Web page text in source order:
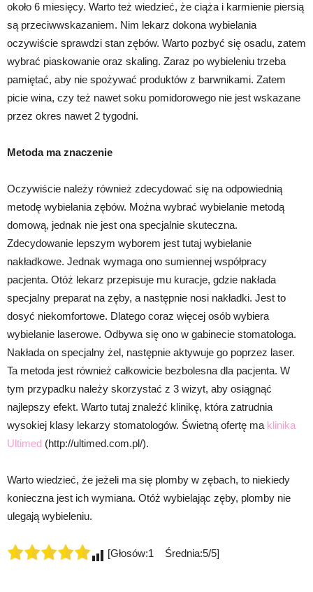
około 6 miesięcy. Warto też wiedzieć, że ciąża i karmienie piersią
są przeciwwskazaniem. Nim lekarz dokona wybielania
oczywiście sprawdzi stan zębów. Warto pozbyć się osadu, zatem
wybrać piaskowanie oraz skaling. Zaraz po wybieleniu trzeba
pamiętać, aby nie spożywać produktów z barwnikami. Zatem
picie wina, czy też nawet soku pomidorowego nie jest wskazane
przez okres nawet 2 tygodni.
Metoda ma znaczenie
Oczywiście należy również zdecydować się na odpowiednią
metodę wybielania zębów. Można wybrać wybielanie metodą
domową, jednak nie jest ona specjalnie skuteczna.
Zdecydowanie lepszym wyborem jest tutaj wybielanie
nakładkowe. Jednak wymaga ono sumiennej współpracy
pacjenta. Otóż lekarz przepisuje mu kuracje, gdzie nakłada
specjalny preparat na zęby, a następnie nosi nakładki. Jest to
dosyć niekomfortowe. Dlatego coraz więcej osób wybiera
wybielanie laserowe. Odbywa się ono w gabinecie stomatologa.
Nakłada on specjalny żel, następnie aktywuje go poprzez laser.
Ta metoda jest również całkowicie bezbolesna dla pacjenta. W
tym przypadku należy skorzystać z 3 wizyt, aby osiągnąć
najlepszy efekt. Warto tutaj znaleźć klinikę, która zatrudnia
wysokiej klasy lekarzy stomatologów. Świetną ofertę ma klinika
Ultimed (http://ultimed.com.pl/).
Warto wiedzieć, że jeżeli ma się plomby w zębach, to niekiedy
konieczna jest ich wymiana. Otóż wybielając zęby, plomby nie
ulegają wybieleniu.
[Głosów:1 Średnia:5/5]